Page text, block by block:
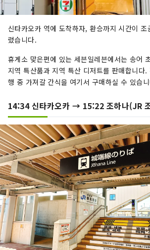
신타카오카 역에 도착하자, 환승까지 시간이
렀습니다.
휴게소 맞은편에 있는 세븐일레븐에서는 송어
지역 특산품과 지역 특산 디저트를 판매합니다
행 중 가져갈 간식을 여기서 구매하실 수 있습
14:34 신타카오카 → 15:22 조하나(JR